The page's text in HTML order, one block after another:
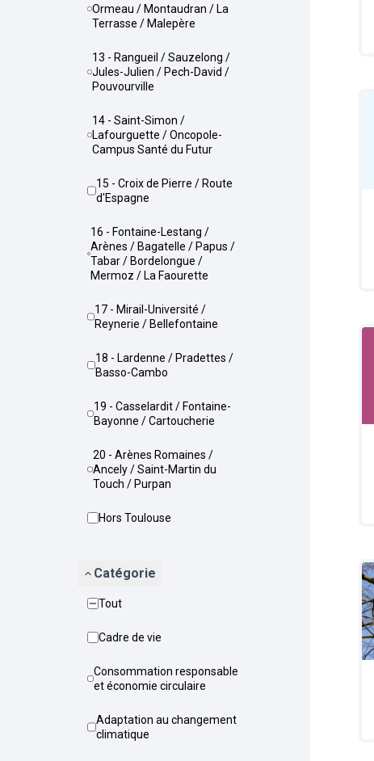
Ormeau / Montaudran / La
Terrasse / Malepère
13 - Rangueil / Sauzelong /
Jules-Julien / Pech-David /
Pouvourville
14 - Saint-Simon /
Lafourguette / Oncopole-
Campus Santé du Futur
15 - Croix de Pierre / Route
d'Espagne
16 - Fontaine-Lestang /
Arènes / Bagatelle / Papus /
Tabar / Bordelongue /
Mermoz / La Faourette
17 - Mirail-Université /
Reynerie / Bellefontaine
18 - Lardenne / Pradettes /
Basso-Cambo
19 - Casselardit / Fontaine-
Bayonne / Cartoucherie
20 - Arènes Romaines /
Ancely / Saint-Martin du
Touch / Purpan
Hors Toulouse
Catégorie
Tout
Cadre de vie
Consommation responsable
et économie circulaire
Adaptation au changement
climatique